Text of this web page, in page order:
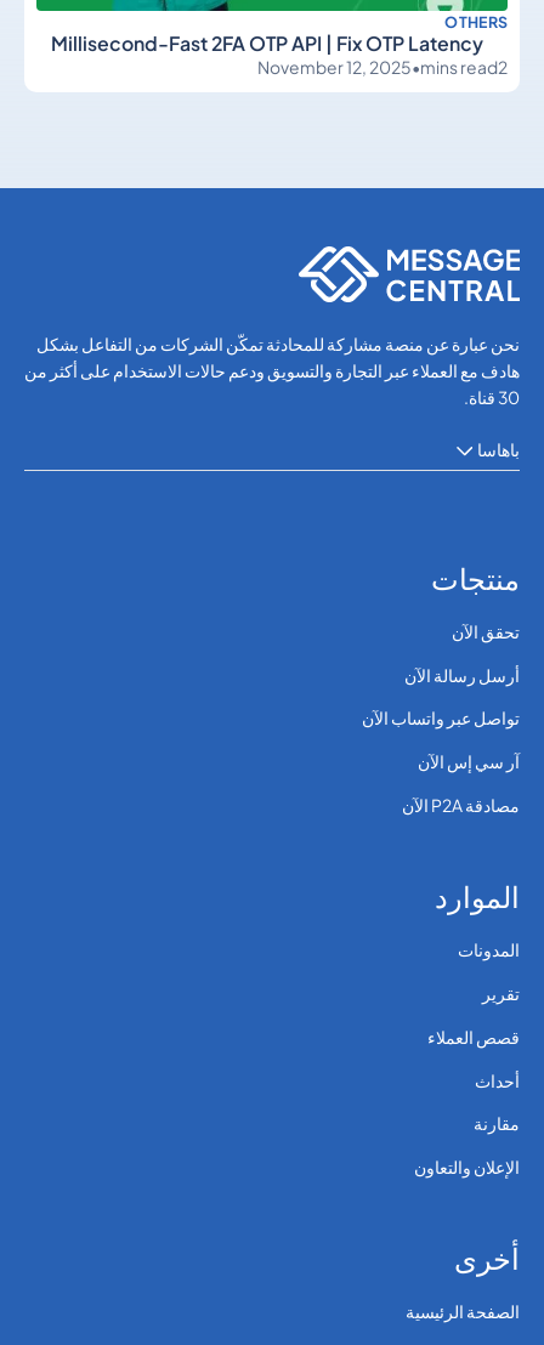
OTHERS
Millisecond-Fast 2FA OTP API | Fix OTP Latency
2
mins read
•
November 12, 2025
نحن عبارة عن منصة مشاركة للمحادثة تمكّن الشركات من التفاعل بشكل
هادف مع العملاء عبر التجارة والتسويق ودعم حالات الاستخدام على أكثر من
30 قناة.
باهاسا
منتجات
تحقق الآن
أرسل رسالة الآن
تواصل عبر واتساب الآن
آر سي إس الآن
مصادقة P2A الآن
الموارد
المدونات
تقرير
قصص العملاء
أحداث
مقارنة
الإعلان والتعاون
أخرى
الصفحة الرئيسية